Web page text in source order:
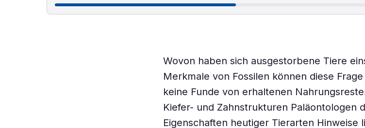
Wovon haben sich ausgestorbene Tiere
Merkmale von Fossilen können diese
keine Funde von erhaltenen
Kiefer- und Zahnstrukturen Paläontologen
Eigenschaften heutiger Tierarten Hinweise